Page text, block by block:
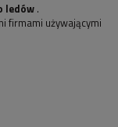
ledów.
firmami używającymi